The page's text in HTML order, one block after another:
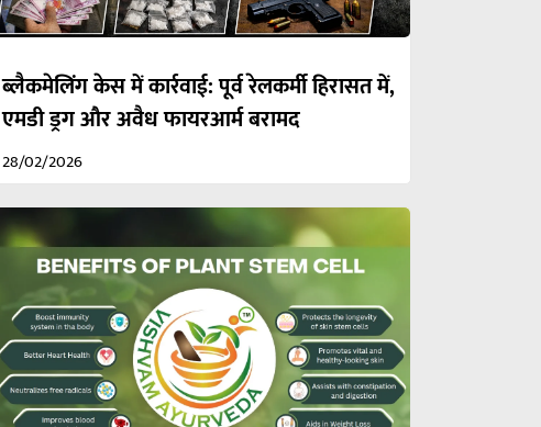
ब्लैकमेलिंग केस में कार्रवाई: पूर्व रेलकर्मी हिरासत में,
एमडी ड्रग और अवैध फायरआर्म बरामद
28/02/2026